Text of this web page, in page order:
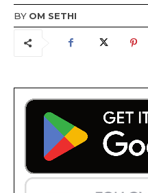
BY OM SETHI